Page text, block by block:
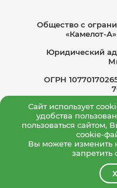
Общество с
«Камелот-
Юридический
ОГРН
Политика по
Согласие на
Политика
Сайт использует
удобства
пользоваться сайтом,
cookie-
Вы можете изменить
запретить